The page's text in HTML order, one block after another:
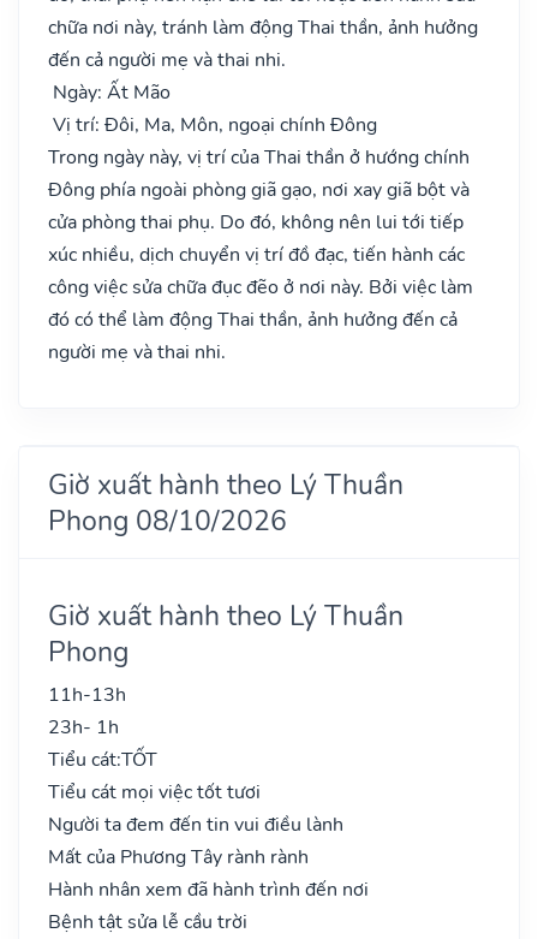
chữa nơi này, tránh làm động Thai thần, ảnh hưởng
đến cả người mẹ và thai nhi.
Ngày: Ất Mão
Vị trí: Đôi, Ma, Môn, ngoại chính Đông
Trong ngày này, vị trí của Thai thần ở hướng chính
Đông phía ngoài phòng giã gạo, nơi xay giã bột và
cửa phòng thai phụ. Do đó, không nên lui tới tiếp
xúc nhiều, dịch chuyển vị trí đồ đạc, tiến hành các
công việc sửa chữa đục đẽo ở nơi này. Bởi việc làm
đó có thể làm động Thai thần, ảnh hưởng đến cả
người mẹ và thai nhi.
Giờ xuất hành theo Lý Thuần
Phong 08/10/2026
Giờ xuất hành theo Lý Thuần
Phong
11h-13h
23h- 1h
Tiểu cát:TỐT
Tiểu cát mọi việc tốt tươi
Người ta đem đến tin vui điều lành
Mất của Phương Tây rành rành
Hành nhân xem đã hành trình đến nơi
Bệnh tật sửa lễ cầu trời